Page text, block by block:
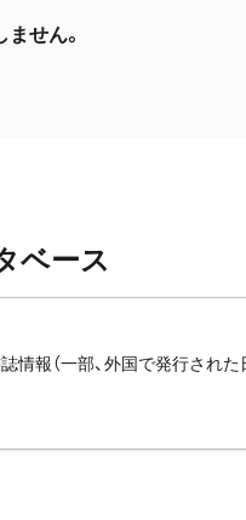
せん。
ベース
報（一部、外国で発行された